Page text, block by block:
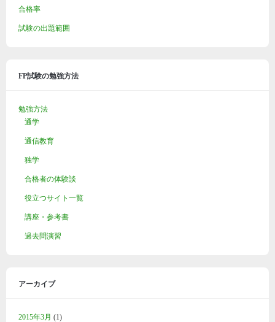
合格率
試験の出題範囲
FP試験の勉強方法
勉強方法
通学
通信教育
独学
合格者の体験談
役立つサイト一覧
講座・参考書
過去問演習
アーカイブ
2015年3月 (1)